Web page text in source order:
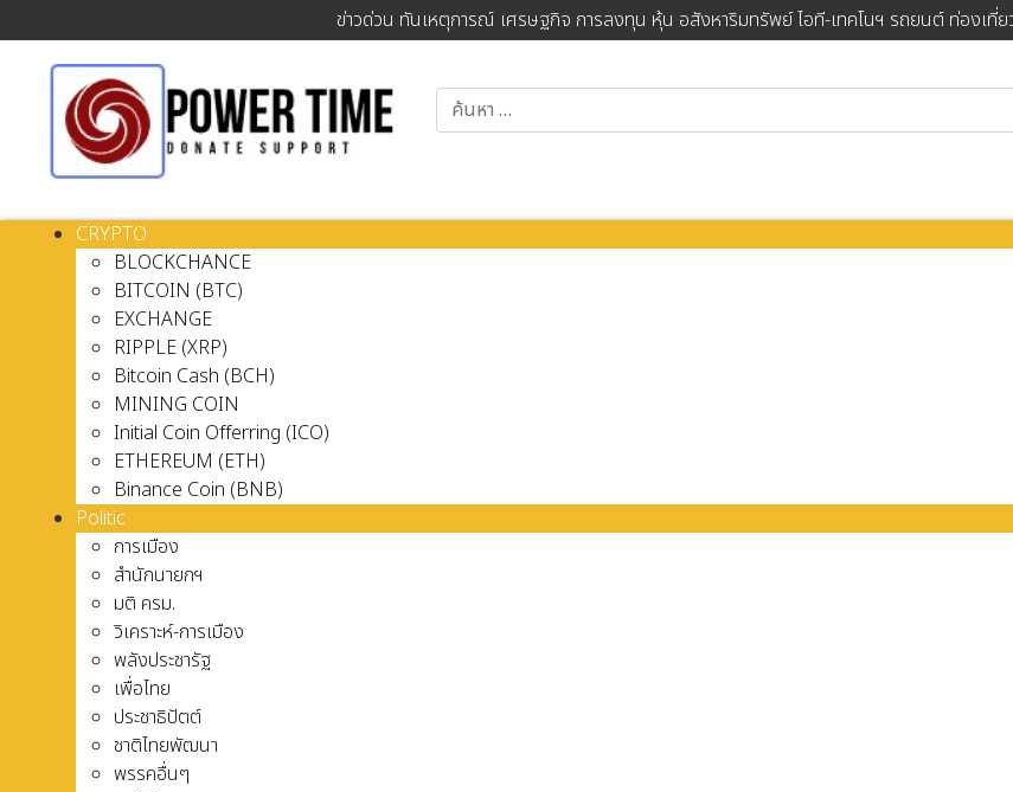
ข่าวด่วน ทันเหตุการณ์ เศรษฐกิจ การลงทุน หุ้น อสังหาริมทรัพย์ ไอที-เทคโนฯ รถยนต์ ท่องเที่ย
CRYPTO
BLOCKCHANCE
BITCOIN (BTC)
EXCHANGE
RIPPLE (XRP)
Bitcoin Cash (BCH)
MINING COIN
Initial Coin Offerring (ICO)
ETHEREUM (ETH)
Binance Coin (BNB)
Politic
การเมือง
สำนักนายกฯ
มติ ครม.
วิเคราะห์-การเมือง
พลังประชารัฐ
เพื่อไทย
ประชาธิปัตต์
ชาติไทยพัฒนา
พรรคอื่นๆ